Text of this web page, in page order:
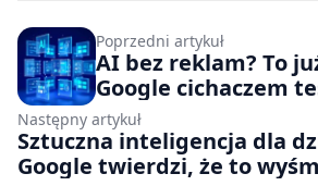
Poprzedni artykuł
AI bez reklam? To
Google cichaczem
rozwiązanie
Następny artykuł
Sztuczna inteligencja dla
Google twierdzi, że to